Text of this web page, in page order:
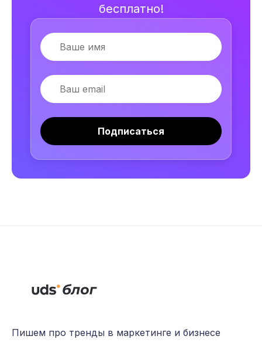
бесплатно!
Имя
Email
Подписаться
Пишем про тренды в маркетинге и бизнесе